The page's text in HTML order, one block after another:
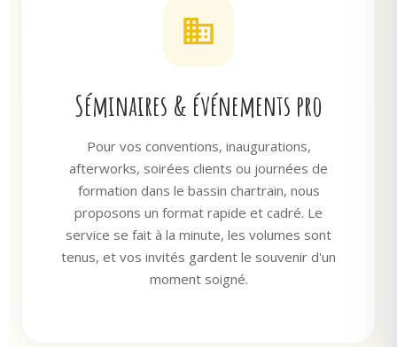
Séminaires & événements pro
Pour vos conventions, inaugurations,
afterworks, soirées clients ou journées de
formation dans le bassin chartrain, nous
proposons un format rapide et cadré. Le
service se fait à la minute, les volumes sont
tenus, et vos invités gardent le souvenir d'un
moment soigné.